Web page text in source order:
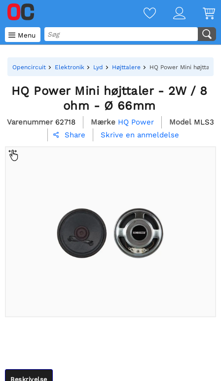
 Menu
Opencircuit Elektronik Lyd Højttalere HQ Power Mini
HQ Power Mini højttaler - 2W / 8
ohm - Ø 66mm
Varenummer 62718 Mærke HQ Power Model MLS3
 Share Skrive en anmeldelse
Beskrivelse